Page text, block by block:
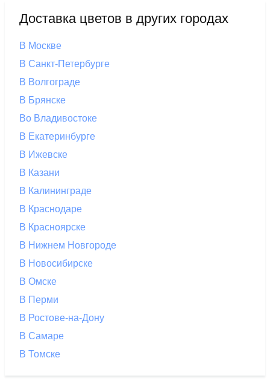
Доставка цветов в других городах
В Москве
В Санкт-Петербурге
В Волгограде
В Брянске
Во Владивостоке
В Екатеринбурге
В Ижевске
В Казани
В Калининграде
В Краснодаре
В Красноярске
В Нижнем Новгороде
В Новосибирске
В Омске
В Перми
В Ростове-на-Дону
В Самаре
В Томске